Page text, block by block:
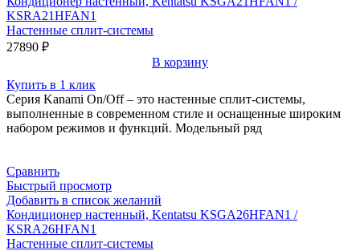
KSRA21HFAN1
Настенные сплит-системы
27890 ₽
В корзину
Купить в 1 клик
Серия Kanami On/Off – это настенные сплит-системы,
выполненные в современном стиле и оснащенные широким
набором режимов и функций. Модельный ряд
Сравнить
Быстрый просмотр
Добавить в список желаний
Кондиционер настенный, Kentatsu KSGA26HFAN1 /
KSRA26HFAN1
Настенные сплит-системы